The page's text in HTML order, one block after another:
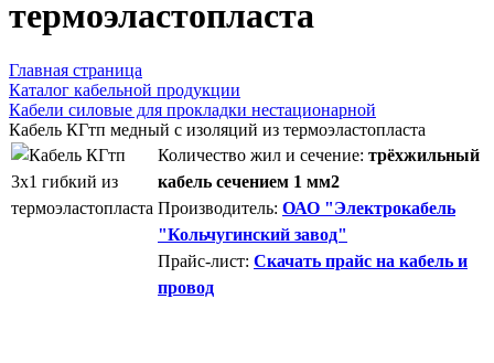
термоэластопласта
Главная страница
Каталог кабельной продукции
Кабели силовые для прокладки нестационарной
Кабель КГтп медный с изоляций из термоэластопласта
Количество жил и сечение: трёхжильный
кабель сечением 1 мм2
Производитель: ОАО "Электрокабель
"Кольчугинский завод"
Прайс-лист: Скачать прайс на кабель и
провод